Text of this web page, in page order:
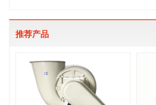
推荐产品